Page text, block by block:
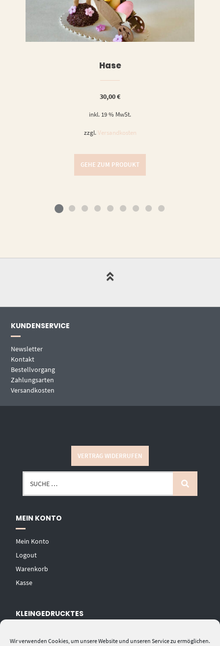
Wir verwenden Cookies, um unsere Website und unseren Service zu ermöglichen.
Hase
30,00€
inkl. 19 % MwSt.
zzgl. Versandkosten
GEHE ZUM PRODUKT
KUNDENSERVICE
Newsletter
Kontakt
Bestellvorgang
Zahlungsarten
Versandkosten
VERTRAG WIDERRUFEN
MEIN KONTO
Mein Konto
Logout
Warenkorb
Kasse
KLEINGEDRUCKTES